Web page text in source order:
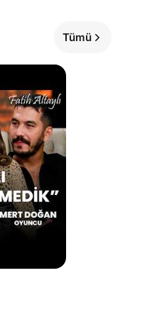
Tümü